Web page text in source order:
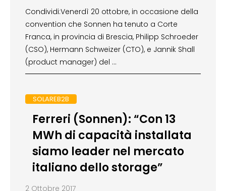
Condividi:Venerdì 20 ottobre, in occasione della
convention che Sonnen ha tenuto a Corte
Franca, in provincia di Brescia, Philipp Schroeder
(CSO), Hermann Schweizer (CTO), e Jannik Shall
(product manager) del …
SOLAREB2B
Ferreri (Sonnen): “Con 13
MWh di capacità installata
siamo leader nel mercato
italiano dello storage”
2 Ottobre 2017